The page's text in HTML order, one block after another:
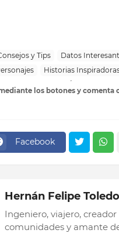
y Tips Datos
Historias
los botones y comenta
Facebook
Hernán Felipe Toledo
Ingeniero, viajero, creador
comunidades y amante